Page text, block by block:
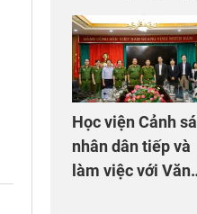
màn Trống hội
mừng Đại hội
Học viện Cảnh
nhân dân tiếp và
làm việc với Văn